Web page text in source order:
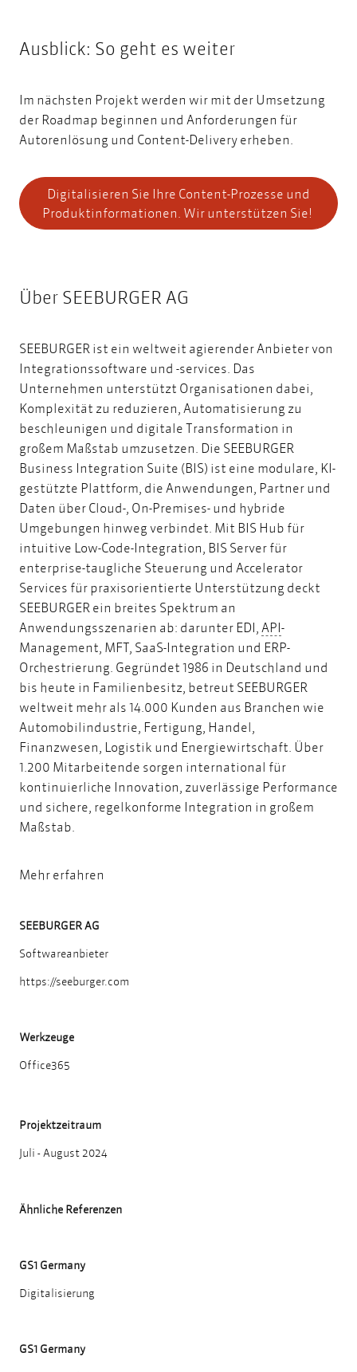
Ausblick: So geht es weiter
Im nächsten Projekt werden wir mit der Umsetzung
der Roadmap beginnen und Anforderungen für
Autorenlösung und Content-Deliveryerheben.
Digitalisieren Sie Ihre Content-Prozesse und
Produktinformationen. Wir unterstützen Sie!
Über SEEBURGER AG
SEEBURGER ist ein weltweit agierender Anbieter von
Integrationssoftware und -services. Das
Unternehmen unterstützt Organisationen dabei,
Komplexität zu reduzieren, Automatisierung zu
beschleunigen und digitale Transformation in
großem Maßstab umzusetzen. Die SEEBURGER
Business Integration Suite (BIS) ist eine modulare, KI-
gestützte Plattform, die Anwendungen, Partner und
Daten über Cloud-, On-Premises- und hybride
Umgebungen hinweg verbindet. Mit BIS Hub für
intuitive Low-Code-Integration, BIS Server für
enterprise-taugliche Steuerung und Accelerator
Services für praxisorientierte Unterstützung deckt
SEEBURGER ein breites Spektrum an
Anwendungsszenarien ab: darunter EDI, APIAPI
-
Management, MFT, SaaS-Integration und ERP-
Orchestrierung. Gegründet 1986 in Deutschland und
bis heute in Familienbesitz, betreut SEEBURGER
weltweit mehr als 14.000 Kunden aus Branchen wie
Automobilindustrie, Fertigung, Handel,
Finanzwesen, Logistik und Energiewirtschaft. Über
1.200 Mitarbeitende sorgen international für
kontinuierliche Innovation, zuverlässige Performance
und sichere, regelkonforme Integration in großem
Maßstab.
Mehr erfahren
SEEBURGER AG
Softwareanbieter
https://seeburger.com
Werkzeuge
Office365
Projektzeitraum
Juli - August 2024
Ähnliche Referenzen
GS1 Germany
Digitalisierung
GS1 Germany